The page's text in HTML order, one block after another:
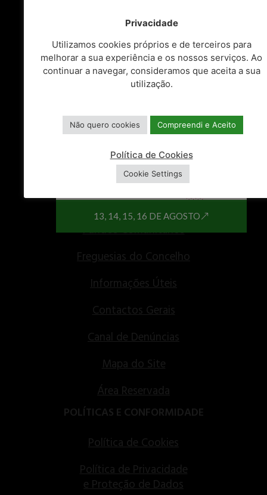
ATALHOS
Balcão Único
Balcão do Empreendedor
Centro de Documentos
Recursos Humanos
Consulta Pública
Fundos Comunitários
Freguesias do Concelho
Informações Úteis
Contactos Gerais
Canal de Denúncias
Mapa do Site
Área Reservada
POLÍTICAS E CONFORMIDADE
Política de Cookies
Política de Privacidade
e Proteção de Dados
Privacidade
Utilizamos cookies próprios e de terceiros para
melhorar a sua experiência e os nossos serviços. Ao
continuar a navegar, consideramos que aceita a sua
utilização.
Não quero cookies Compreendi e Aceito
Política de Cookies
Cookie Settings
13, 14, 15, 16 DE AGOSTO